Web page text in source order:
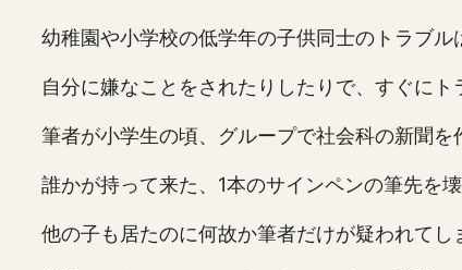
幼稚園や小学校の低学年の子供同士のトラブル
自分に嫌なことをされたりしたりで、すぐにト
筆者が小学生の頃、グループで社会科の新聞を
誰かが持って来た、1本のサインペンの筆先を
他の子も居たのに何故か筆者だけが疑われてし